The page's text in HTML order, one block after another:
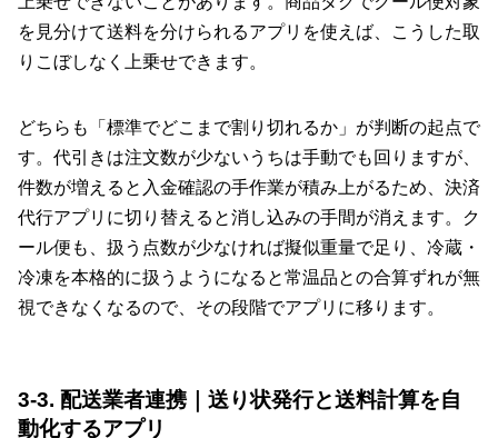
を見分けて送料を分けられるアプリを使えば、こうした取
りこぼしなく上乗せできます。
どちらも「標準でどこまで割り切れるか」が判断の起点で
す。代引きは注文数が少ないうちは手動でも回りますが、
件数が増えると入金確認の手作業が積み上がるため、決済
代行アプリに切り替えると消し込みの手間が消えます。ク
ール便も、扱う点数が少なければ擬似重量で足り、冷蔵・
冷凍を本格的に扱うようになると常温品との合算ずれが無
視できなくなるので、その段階でアプリに移ります。
3-3. 配送業者連携｜送り状発行と送料計算を自
動化するアプリ